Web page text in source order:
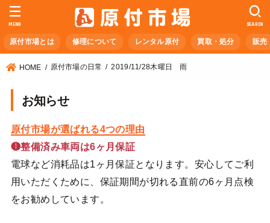
原付市場とは 修理について レンタル原付 買取・処分 販売
SEARCH
MENU
HOME 原付市場の日常 2019/11/28木曜日 雨
お知らせ
原付市場が選ばれる4つの理由
❶整備済み車両は6ヶ月保証
電球など消耗品は1ヶ月保証となります。安心してご利
用いただくために、保証期間が切れる直前の6ヶ月点検
をお勧めしています。